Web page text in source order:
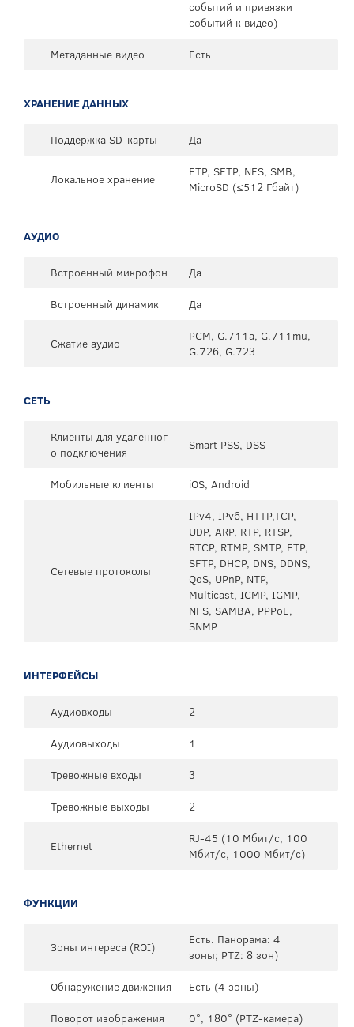
событий и привязки
событий к видео)
Метаданные видео
Есть
ХРАНЕНИЕ ДАННЫХ
Поддержка SD-карты Да
Локальное хранение
FTP, SFTP, NFS, SMB,
MicroSD (≤512 Гбайт)
АУДИО
Встроенный микрофон
Да
Встроенный динамик
Да
Сжатие аудио
PCM, G.711a, G.711mu,
G.726, G.723
СЕТЬ
Клиенты для удаленног
о подключения
Smart PSS, DSS
Мобильные клиенты iOS, Android
Сетевые протоколы
IPv4, IPv6, HTTP,TCP,
UDP, ARP, RTP, RTSP,
RTCP, RTMP, SMTP, FTP,
SFTP, DHCP, DNS, DDNS,
QoS, UPnP, NTP,
Multicast, ICMP, IGMP,
NFS, SAMBA, PPPoE,
SNMP
ИНТЕРФЕЙСЫ
Аудиовходы
2
Аудиовыходы
1
Тревожные входы
3
Тревожные выходы
2
Ethernet
RJ-45 (10 Мбит/с, 100
Мбит/с, 1000 Мбит/с)
ФУНКЦИИ
Зоны интереса (ROI)
Есть. Панорама: 4
зоны; PTZ: 8 зон)
Обнаружение движения
Есть (4 зоны)
Поворот изображения
0°, 180° (PTZ-камера)